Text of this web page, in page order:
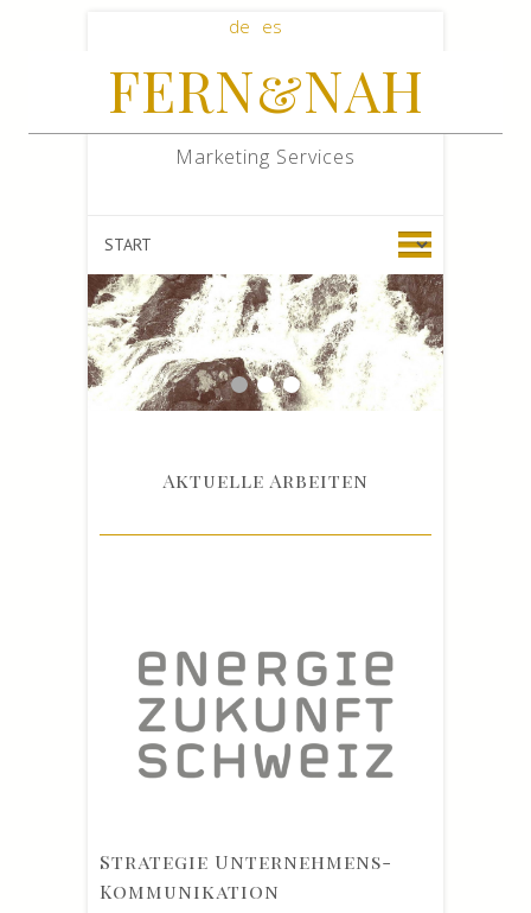
de es
Search
FERN&NAH
Marketing Services
1 2 3
Aktuelle Arbeiten
Strategie Unternehmens-
Kommunikation